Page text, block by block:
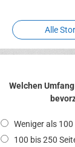
Alle
Welchen
Weniger als 100
100 bis 250